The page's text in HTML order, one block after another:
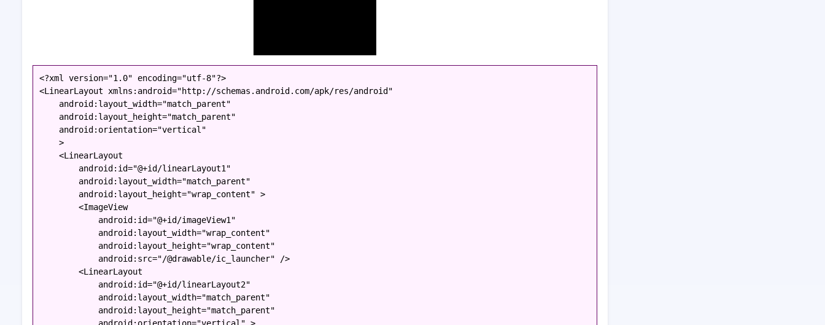
<?xml version="1.0" encoding="utf-8"?>
<LinearLayout xmlns:android="http://schemas.android.com/apk/res/android"
android:layout_width="match_parent"
android:layout_height="match_parent"
android:orientation="vertical"
>
<LinearLayout
android:id="@+id/linearLayout1"
android:layout_width="match_parent"
android:layout_height="wrap_content" >
<ImageView
android:id="@+id/imageView1"
android:layout_width="wrap_content"
android:layout_height="wrap_content"
android:src="/@drawable/ic_launcher" />
<LinearLayout
android:id="@+id/linearLayout2"
android:layout_width="match_parent"
android:layout_height="match_parent"